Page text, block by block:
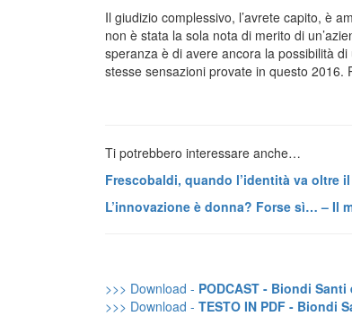
Il giudizio complessivo, l’avrete capito, è
non è stata la sola nota di merito di
speranza è di avere ancora la possibilità
stesse sensazioni provate in questo 2016.
Ti potrebbero interessare anche…
Frescobaldi, quando l’identità va oltre
L’innovazione è donna? Forse sì… – Il
>>> Download - PODCAST - Biondi
>>> Download - TESTO IN PDF - Biondi